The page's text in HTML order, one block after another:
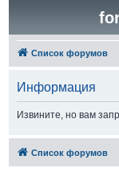
Список форумов
Информация
Извините, но вам
Список форумов